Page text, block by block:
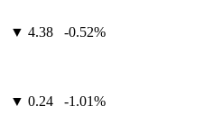
▼ 4.38 -0.52%
▼ 0.24 -1.01%